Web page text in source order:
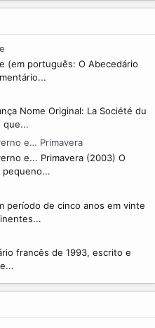
(em português: O Abecedário
Nome Original: La Société du
que...
e… Primavera
e... Primavera (2003) O
período de cinco anos em vinte
francês de 1993, escrito e